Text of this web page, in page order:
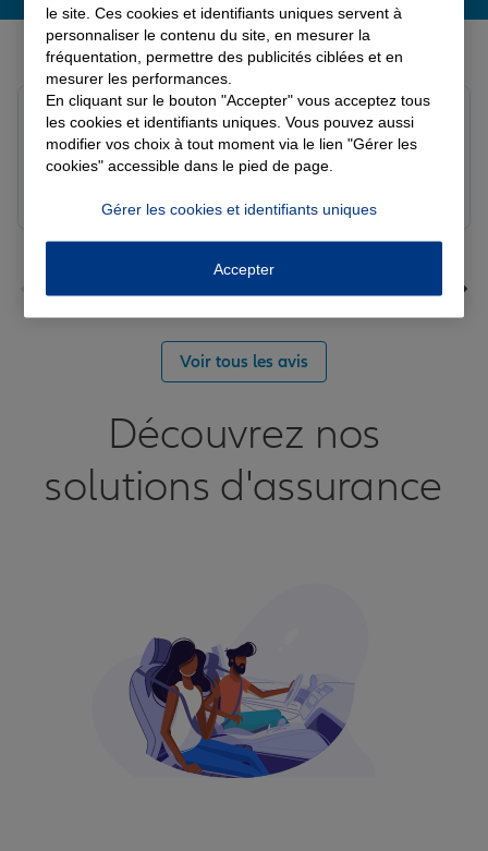
Derniers avis de nos agences Allianz
Le 06/08/2026 - Agence SOURDEVAL
louna p.
Voir tous les avis
Découvrez nos
solutions d'assurance
le site. Ces cookies et identifiants uniques servent à
personnaliser le contenu du site, en mesurer la
fréquentation, permettre des publicités ciblées et en
mesurer les performances.
En cliquant sur le bouton "Accepter" vous acceptez tous
les cookies et identifiants uniques. Vous pouvez aussi
modifier vos choix à tout moment via le lien "Gérer les
cookies" accessible dans le pied de page.
Gérer les cookies et identifiants uniques
Accepter